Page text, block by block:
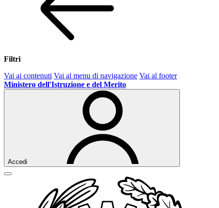
Filtri
Vai ai contenuti Vai al menu di navigazione Vai al footer
Ministero dell'Istruzione e del Merito
Accedi